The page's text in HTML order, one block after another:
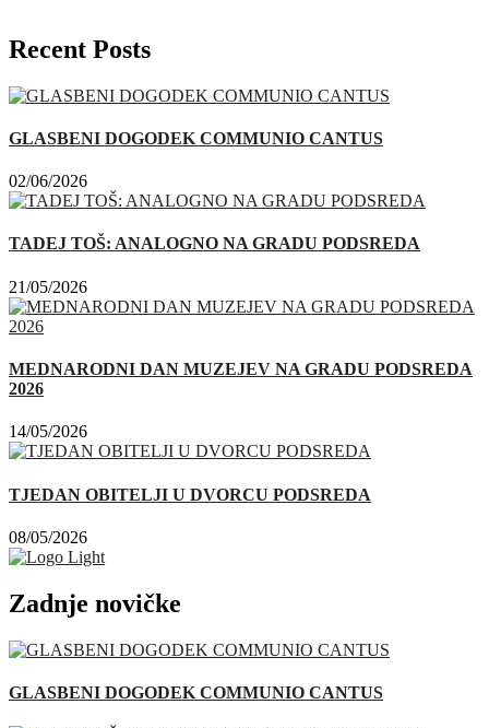
Recent Posts
GLASBENI DOGODEK COMMUNIO CANTUS
02/06/2026
TADEJ TOŠ: ANALOGNO NA GRADU PODSREDA
21/05/2026
MEDNARODNI DAN MUZEJEV NA GRADU PODSREDA
2026
14/05/2026
TJEDAN OBITELJI U DVORCU PODSREDA
08/05/2026
Zadnje novičke
GLASBENI DOGODEK COMMUNIO CANTUS